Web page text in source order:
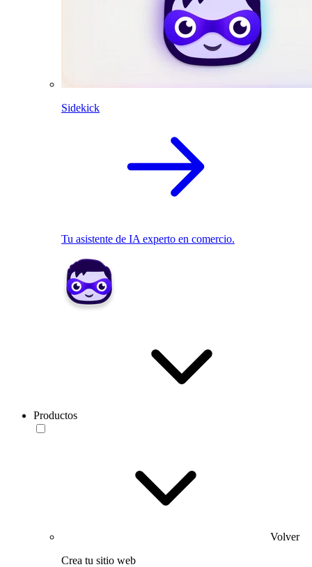
Sidekick
Tu asistente de IA experto en comercio.
Productos
Volver
Crea tu sitio web